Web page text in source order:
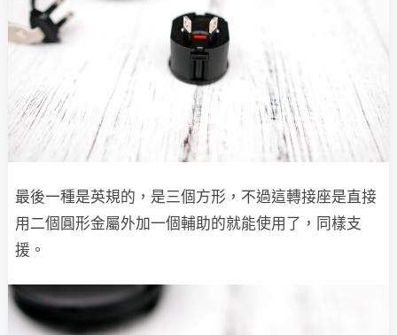
最後一種是英規的，是三個方形，不過這轉接座是直接
用二個圓形金屬外加一個輔助的就能使用了，同樣支
援。